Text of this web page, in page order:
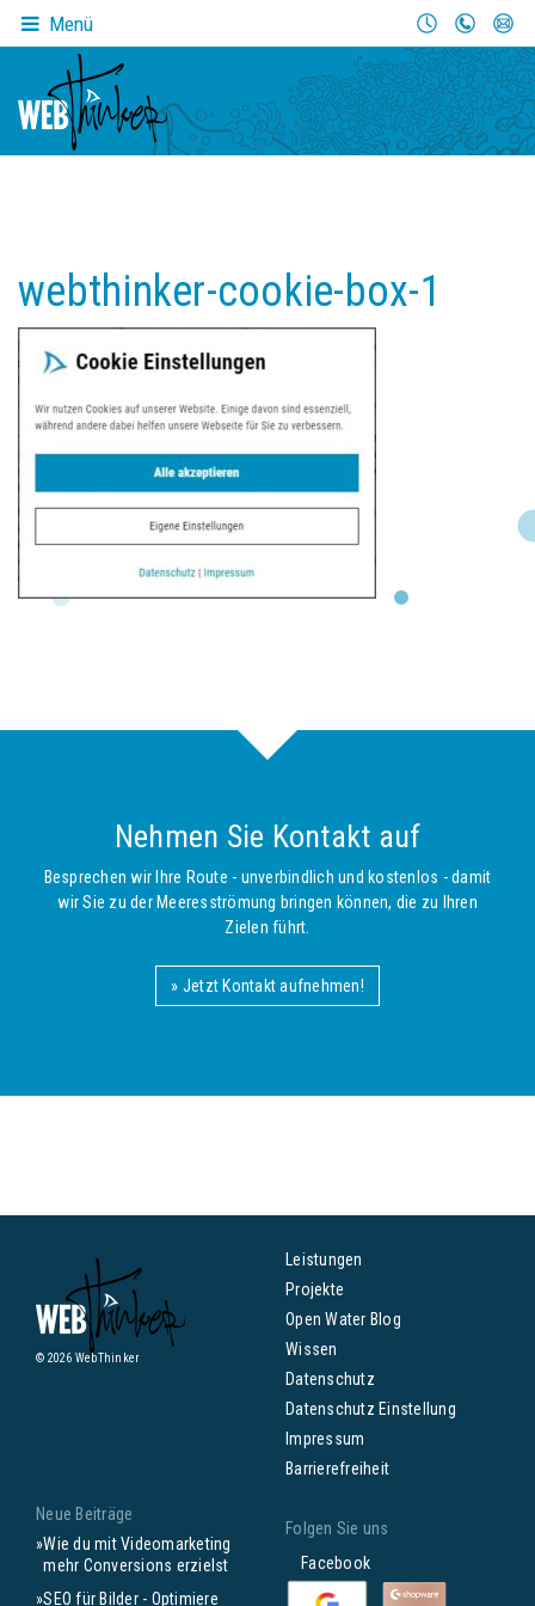
Menü
webthinker-cookie-box-1
Nehmen Sie Kontakt auf
Besprechen wir Ihre Route - unverbindlich und kostenlos - damit
wir Sie zu der Meeresströmung bringen können, die zu Ihren
Zielen führt.
» Jetzt Kontakt aufnehmen!
© 2026 WebThinker
Leistungen
Projekte
Open Water Blog
Wissen
Datenschutz
Datenschutz Einstellung
Impressum
Barrierefreiheit
Neue Beiträge
Wie du mit Videomarketing
mehr Conversions erzielst
SEO für Bilder - Optimiere
Folgen Sie uns
Facebook